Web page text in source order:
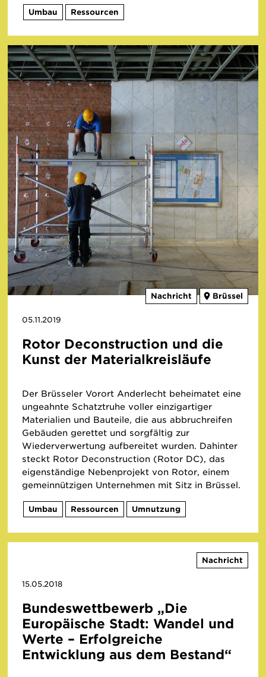
Umbau Ressourcen
Nachricht Brüssel
05.11.2019
Rotor Deconstruction und die
Kunst der Materialkreisläufe
Der Brüsseler Vorort Anderlecht beheimatet eine
ungeahnte Schatztruhe voller einzigartiger
Materialien und Bauteile, die aus abbruchreifen
Gebäuden gerettet und sorgfältig zur
Wiederverwertung aufbereitet wurden. Dahinter
steckt Rotor Deconstruction (Rotor DC), das
eigenständige Nebenprojekt von Rotor, einem
gemeinnützigen Unternehmen mit Sitz in Brüssel.
Umbau Ressourcen Umnutzung
Nachricht
15.05.2018
Bundeswettbewerb „Die
Europäische Stadt: Wandel und
Werte – Erfolgreiche
Entwicklung aus dem Bestand“